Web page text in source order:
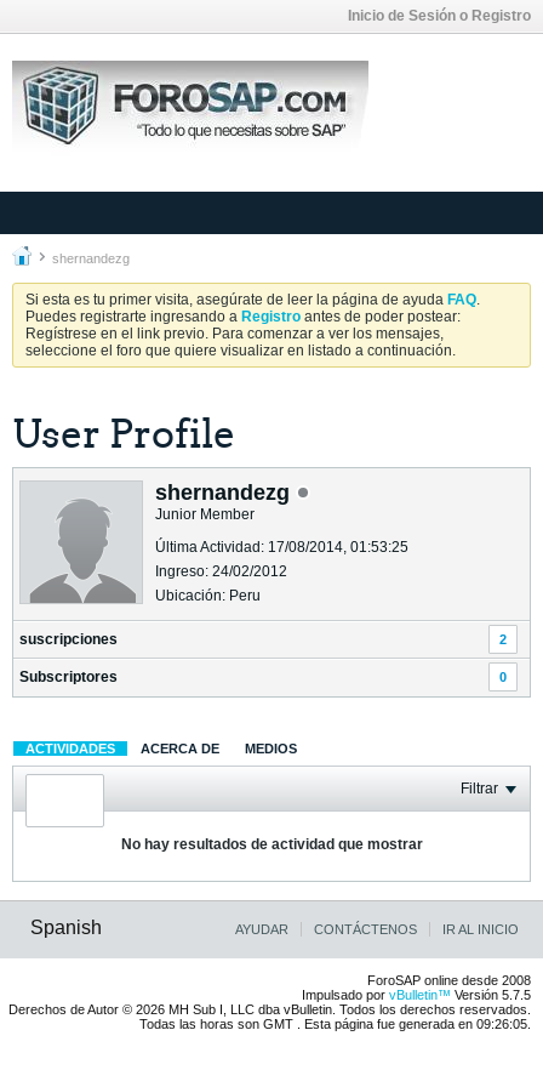
Inicio de Sesión o Registro
shernandezg
Si esta es tu primer visita, asegúrate de leer la página de ayuda FAQ.
Puedes registrarte ingresando a Registro antes de poder postear:
Regístrese en el link previo. Para comenzar a ver los mensajes,
seleccione el foro que quiere visualizar en listado a continuación.
User Profile
shernandezg
Junior Member
Última Actividad: 17/08/2014, 01:53:25
Ingreso: 24/02/2012
Ubicación: Peru
suscripciones 2
Subscriptores 0
ACTIVIDADES ACERCA DE MEDIOS
Filtrar
No hay resultados de actividad que mostrar
Spanish AYUDAR CONTÁCTENOS IR AL INICIO
ForoSAP online desde 2008
Impulsado por vBulletin™ Versión 5.7.5
Derechos de Autor © 2026 MH Sub I, LLC dba vBulletin. Todos los derechos reservados.
Todas las horas son GMT . Esta página fue generada en 09:26:05.